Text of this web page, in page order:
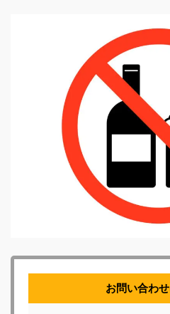
お問い合わ